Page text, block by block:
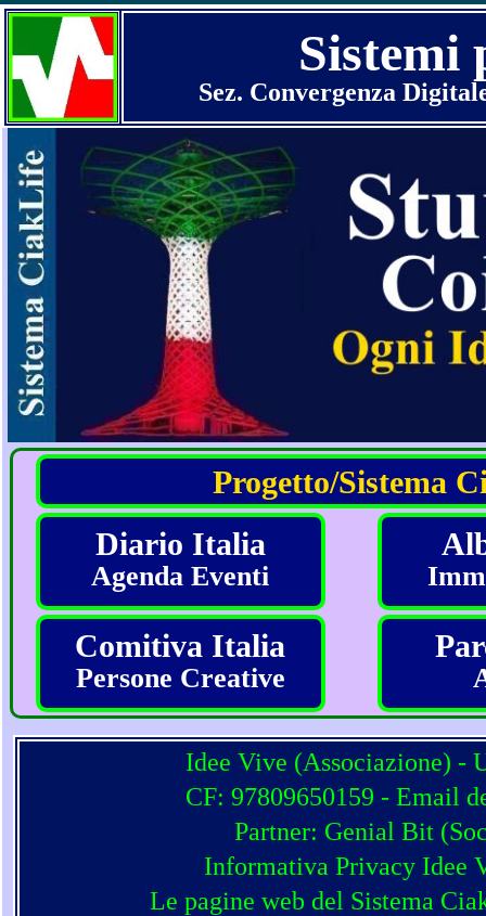
Sistemi
Sez. Convergenza
Progetto/Sistema
Diario Italia
Agenda Eventi
Comitiva Italia
Persone Creative
Idee Vive (Associazione) -
CF: 97809650159 - Email
Partner: Genial Bit (
Informativa Privacy Idee
Le pagine web del Sistema